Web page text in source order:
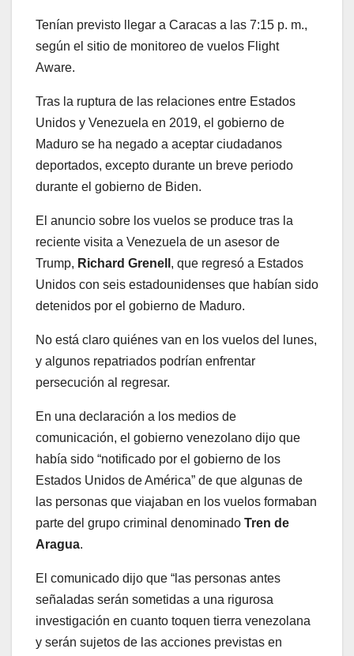
Tenían previsto llegar a Caracas a las 7:15 p. m.,
según el sitio de monitoreo de vuelos Flight
Aware.
Tras la ruptura de las relaciones entre Estados
Unidos y Venezuela en 2019, el gobierno de
Maduro se ha negado a aceptar ciudadanos
deportados, excepto durante un breve periodo
durante el gobierno de Biden.
El anuncio sobre los vuelos se produce tras la
reciente visita a Venezuela de un asesor de
Trump, Richard Grenell , que regresó a Estados
Unidos con seis estadounidenses que habían sido
detenidos por el gobierno de Maduro.
No está claro quiénes van en los vuelos del lunes,
y algunos repatriados podrían enfrentar
persecución al regresar.
En una declaración a los medios de
comunicación, el gobierno venezolano dijo que
había sido “notificado por el gobierno de los
Estados Unidos de América” de que algunas de
las personas que viajaban en los vuelos formaban
parte del grupo criminal denominado Tren de
Aragua.
El comunicado dijo que “las personas antes
señaladas serán sometidas a una rigurosa
investigación en cuanto toquen tierra venezolana
y serán sujetos de las acciones previstas en